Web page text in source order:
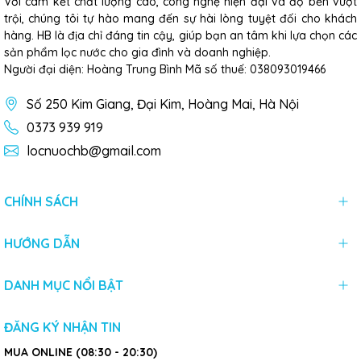
Chúng tôi hỗ trợ giao hàng và đội ngũ kỹ thuật viên sẽ
đến tận nơi lắp đặt nhanh chóng, chuyên nghiệp tại các
khu vực nội thành như Hoàn Kiếm, Đống Đa, Cầu Giấy,
Thanh Xuân,...
trội, chúng tôi tự hào mang đến sự hài lòng tuyệt đối cho khách
hàng. HB là địa chỉ đáng tin cậy, giúp bạn an tâm khi lựa chọn các
sản phẩm lọc nước cho gia đình và doanh nghiệp.
Người đại diện: Hoàng Trung Bình Mã số thuế: 038093019466
Số 250 Kim Giang, Đại Kim, Hoàng Mai, Hà Nội
0373 939 919
locnuochb@gmail.com
CHÍNH SÁCH
HƯỚNG DẪN
DANH MỤC NỔI BẬT
ĐĂNG KÝ NHẬN TIN
MUA ONLINE (08:30 - 20:30)